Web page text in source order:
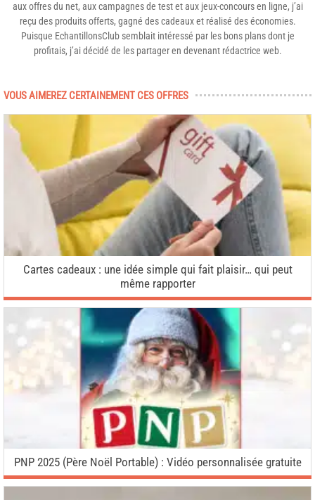
aux offres du net, aux campagnes de test et aux jeux-concours en ligne, j’ai
reçu des produits offerts, gagné des cadeaux et réalisé des économies.
Puisque EchantillonsClub semblait intéressé par les bons plans dont je
profitais, j’ai décidé de les partager en devenant rédactrice web.
VOUS AIMEREZ CERTAINEMENT CES OFFRES
Cartes cadeaux : une idée simple qui fait plaisir… qui peut
même rapporter
PNP 2025 (Père Noël Portable) : Vidéo personnalisée gratuite